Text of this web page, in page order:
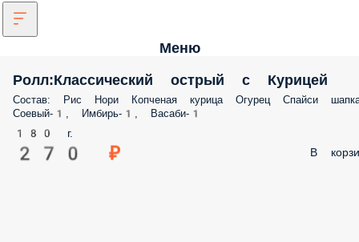
Меню
Ролл:Классический острый с Курицей
Состав: Рис Нори Копченая курица Огурец Спайси
Соевый-1, Имбирь-1, Васаби-1
180 г.
270 ₽ В